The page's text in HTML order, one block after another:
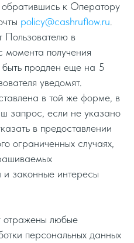
к Оператору
policy@cashruflow.ru
Пользователю в
момента получения
продлен еще на 5
уведомят.
в той же форме, в
запрос, если не указано
в предоставлении
ограниченных случаях,
законные интересы
отражены любые
персональных данных